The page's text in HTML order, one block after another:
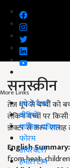
More Links
फोटो गैलरी
वीडियो
मासिक पत्रिका
फोरम
डायरेक्टरी
हमारी टीम
सनस्क्रीन
तेज धूप से बच्चों को
लेकिन बच्चों पर
डॉक्टर से जरूर सलाह
English Summary:
from heat,